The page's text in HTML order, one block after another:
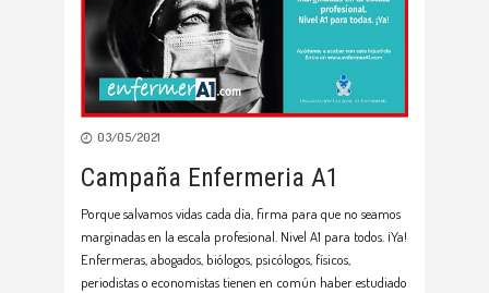
03/05/2021
Campaña Enfermeria A1
Porque salvamos vidas cada día, firma para que no seamos
marginadas en la escala profesional. Nivel A1 para todos. ¡Ya!
Enfermeras, abogados, biólogos, psicólogos, físicos,
periodistas o economistas tienen en común haber estudiado